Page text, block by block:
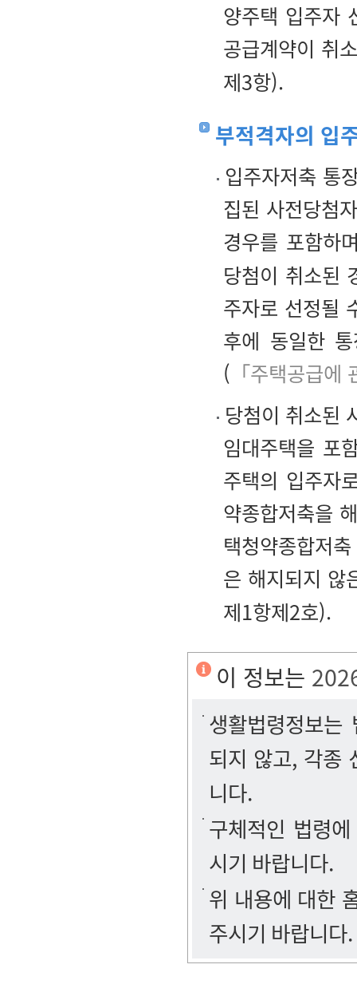
양주택 입주자
공급계약이 취
제3항).
부적격자의 입
입주자저축 통
집된 사전당첨
경우를 포함하
당첨이 취소된
주자로 선정될
후에 동일한
( 「주택공급
당첨이 취소된
임대주택을 포
주택의 입주자
약종합저축을
택청약종합저
은 해지되지 않
제1항제2호).
이 정보는
생활법령정보
되지 않고, 각종
니다.
구체적인 법령
시기 바랍니다.
위 내용에 대한
주시기 바랍니다.